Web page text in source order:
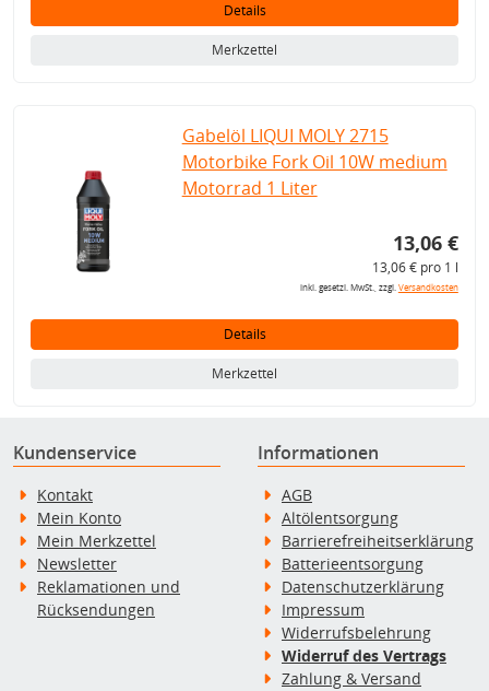
Details
Merkzettel
Gabelöl LIQUI MOLY 2715
Motorbike Fork Oil 10W medium
Motorrad 1 Liter
13,06 €
13,06 € pro 1 l
inkl. gesetzl. MwSt., zzgl.Versandkosten
Details
Merkzettel
Kundenservice
Kontakt
Mein Konto
Mein Merkzettel
Newsletter
Reklamationen und
Rücksendungen
Informationen
AGB
Altölentsorgung
Barrierefreiheitserklärung
Batterieentsorgung
Datenschutzerklärung
Impressum
Widerrufsbelehrung
Widerruf des Vertrags
Zahlung & Versand